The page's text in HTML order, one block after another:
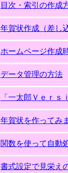
目次・索引の作成
年賀状作成（差し
ホームページ作成
データ管理の方法
「一太郎Ｖｅｒｓ
年賀状を作ってみ
関数を使って自動
書式設定で見栄え